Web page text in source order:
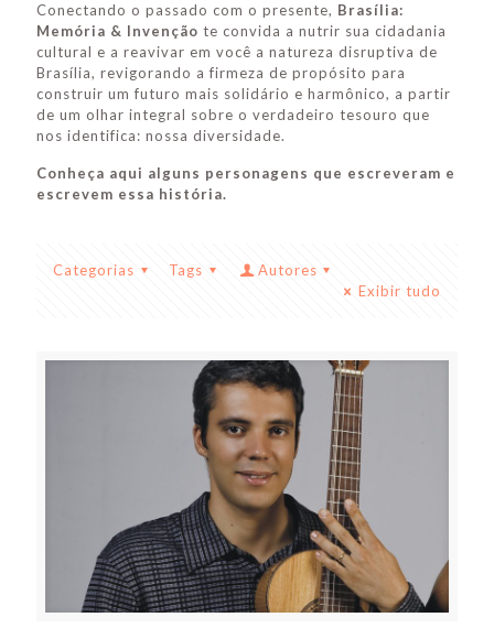
Conectando o passado com o presente, Brasília:
Memória & Invenção te convida a nutrir sua cidadania
cultural e a reavivar em você a natureza disruptiva de
Brasília, revigorando a firmeza de propósito para
construir um futuro mais solidário e harmônico, a partir
de um olhar integral sobre o verdadeiro tesouro que
nos identifica: nossa diversidade.
Conheça aqui alguns personagens que escreveram e
escrevem essa história.
Categorias Tags
Autores
Exibir tudo